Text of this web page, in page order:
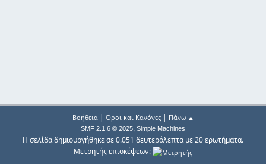
Βοήθεια| Όροι και Κανόνες| Πάνω ▲
SMF 2.1.6 © 2025, Simple Machines
Η σελίδα δημιουργήθηκε σε 0.051 δευτερόλεπτα με 20 ερωτήματα.
Μετρητής επισκέψεων: